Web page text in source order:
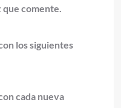
que comente.
los siguientes
cada nueva